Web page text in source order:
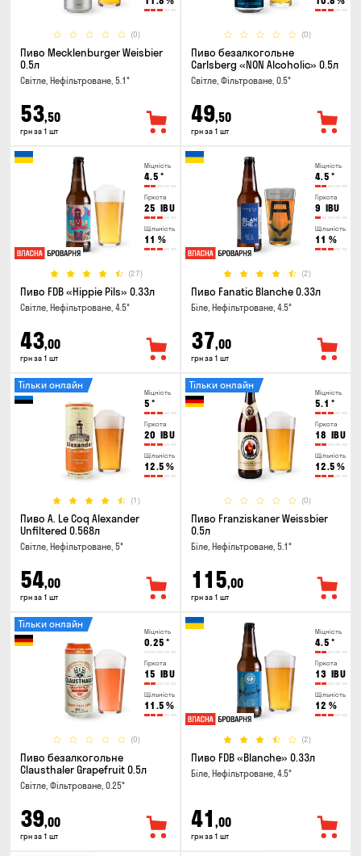
(0)
Пиво Mecklenburger Weisbier
0.5л
Світле, Нефільтроване, 5.1°
53,50
грн за 1 шт
(0)
Пиво безалкогольне
Carlsberg «NON Alcoholic» 0.5л
Світле, Фільтроване, 0.5°
49,50
грн за 1 шт
Міцність
4.5 °
Гіркота
25 IBU
Щільність
11 %
(27)
Пиво FDB «Hippie Pils» 0.33л
Світле, Нефільтроване, 4.5°
43,00
грн за 1 шт
Міцність
4.5 °
Гіркота
9 IBU
Щільність
11 %
(2)
Пиво Fanatic Blanche 0.33л
Біле, Нефільтроване, 4.5°
37,00
грн за 1 шт
Міцність
5 °
Гіркота
20 IBU
Щільність
12.5 %
(1)
Тільки онлайн
Пиво A. Le Coq Alexander
Unfiltered 0.568л
Світле, Нефільтроване, 5°
54,00
грн за 1 шт
Міцність
5.1 °
Гіркота
18 IBU
Щільність
12.5 %
(0)
Тільки онлайн
Пиво Franziskaner Weissbier
0.5л
Біле, Нефільтроване, 5.1°
115,00
грн за 1 шт
Міцність
0.25 °
Гіркота
15 IBU
Щільність
11.5 %
(0)
Тільки онлайн
Пиво безалкогольне
Clausthaler Grapefruit 0.5л
Світле, Фільтроване, 0.25°
39,00
грн за 1 шт
Міцність
4.5 °
Гіркота
13 IBU
Щільність
12 %
(2)
Пиво FDB «Blanche» 0.33л
Біле, Нефільтроване, 4.5°
41 ,00
грн за 1 шт